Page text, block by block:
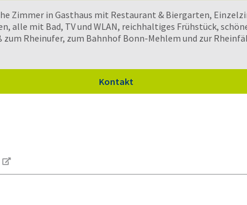
Zimmer in Gasthaus mit Restaurant & Biergarten,
alle mit Bad, TV und WLAN, reichhaltiges Frühstück,
zum Rheinufer, zum Bahnhof Bonn-Mehlem und zur
Kontakt